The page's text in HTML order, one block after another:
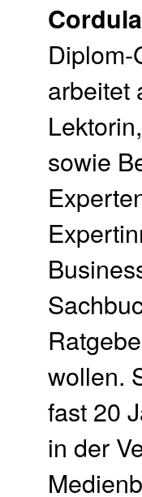
Diplom-
arbeitet
sowie
wollen.
fast 20
in der